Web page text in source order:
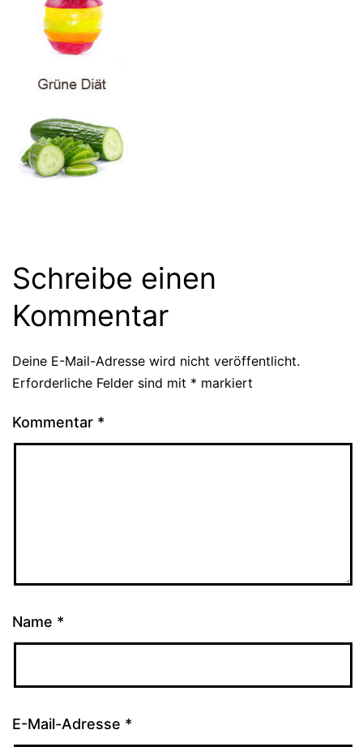
Schreibe einen
Kommentar
Deine E-Mail-Adresse wird nicht veröffentlicht.
Erforderliche Felder sind mit * markiert
Kommentar *
Name *
E-Mail-Adresse *